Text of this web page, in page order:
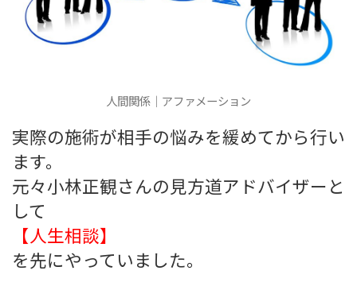
人間関係｜アファメーション
実際の施術が相手の悩みを緩めてから行い
ます。
元々小林正観さんの見方道アドバイザーと
して
【人生相談】
を先にやっていました。